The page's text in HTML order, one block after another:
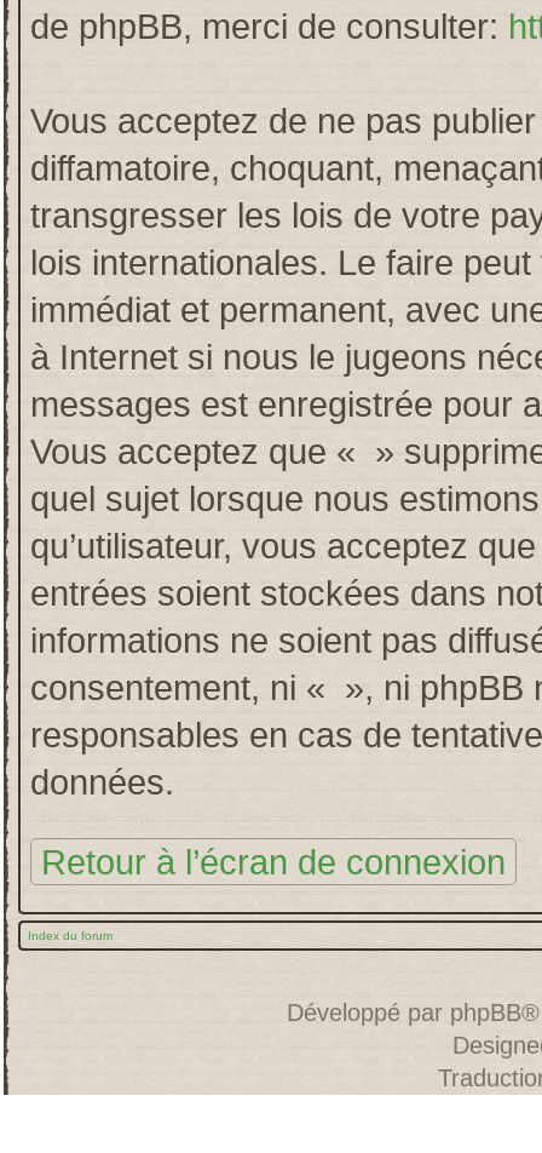
de phpBB, merci de consulter:
Vous acceptez de ne pas
diffamatoire, choquant,
transgresser les lois de votre
lois internationales. Le faire
immédiat et permanent, avec
à Internet si nous le jugeons
messages est enregistrée pour
Vous acceptez que « »
quel sujet lorsque nous
qu’utilisateur, vous acceptez
entrées soient stockées dans
informations ne soient pas
consentement, ni « », ni phpBB
responsables en cas de
données.
Retour à l’écran de connexion
Index du forum
Développé par phpBB®